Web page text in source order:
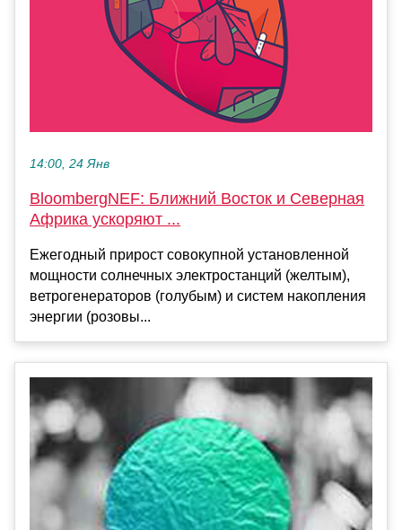
14:00, 24 Янв
BloombergNEF: Ближний Восток и Северная
Африка ускоряют ...
Ежегодный прирост совокупной установленной
мощности солнечных электростанций (желтым),
ветрогенераторов (голубым) и систем накопления
энергии (розовы...